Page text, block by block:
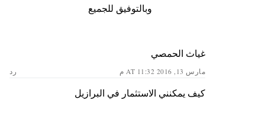
وبالتوفيق للجميع
غياث الحمصي
مارس 13, 2016 AT 11:32 م رد
كيف يمكنني الاستثمار في البرازيل